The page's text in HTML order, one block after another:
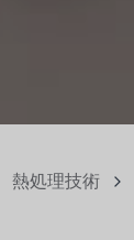
熱処理技術